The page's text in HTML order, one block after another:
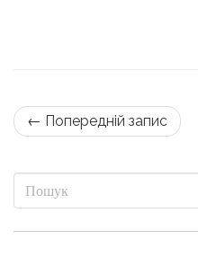
← Попередній запис